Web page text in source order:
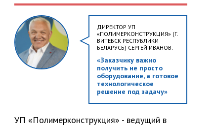
ДИРЕКТОР УП
«ПОЛИМЕРКОНСТРУКЦИЯ» (Г.
ВИТЕБСК РЕСПУБЛИКИ
БЕЛАРУСЬ) СЕРГЕЙ ИВАНОВ:
«Заказчику важно
получить не просто
оборудование, а готовое
технологическое
решение под задачу»
УП «Полимерконструкция» - ведущий в